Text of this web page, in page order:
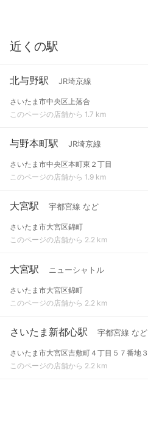
近くの駅
北与野駅 JR埼京線
さいたま市中央区上落合
このページの店舗から 1.7 km
与野本町駅 JR埼京線
さいたま市中央区本町東２丁目
このページの店舗から 1.9 km
大宮駅 宇都宮線 など
さいたま市大宮区錦町
このページの店舗から 2.2 km
大宮駅 ニューシャトル
さいたま市大宮区錦町
このページの店舗から 2.2 km
さいたま新都心駅 宇都宮線 など
さいたま市大宮区吉敷町４丁目５７番地３
このページの店舗から 2.2 km